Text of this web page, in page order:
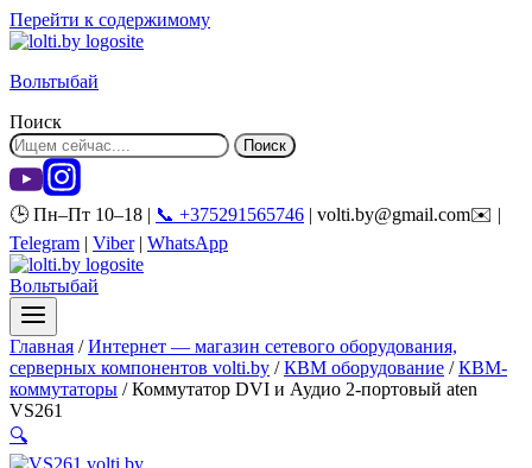
Перейти к содержимому
Вольтыбай
Поиск
Поиск
🕒 Пн–Пт 10–18 | 📞 +375291565746 | volti.by@gmail.com✉️ |
Telegram | Viber| WhatsApp
Вольтыбай
Главная / Интернет — магазин сетевого оборудования,
серверных компонентов volti.by / КВМ оборудование / КВМ-
коммутаторы / Коммутатор DVI и Аудио 2-портовый aten
VS261
🔍